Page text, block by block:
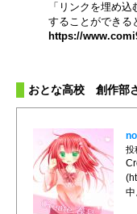
「リンクを埋め
することができる
https://
おとな高校 創作部
投